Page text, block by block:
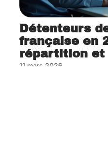
Détenteurs
française en
répartition et
11 mars 2026